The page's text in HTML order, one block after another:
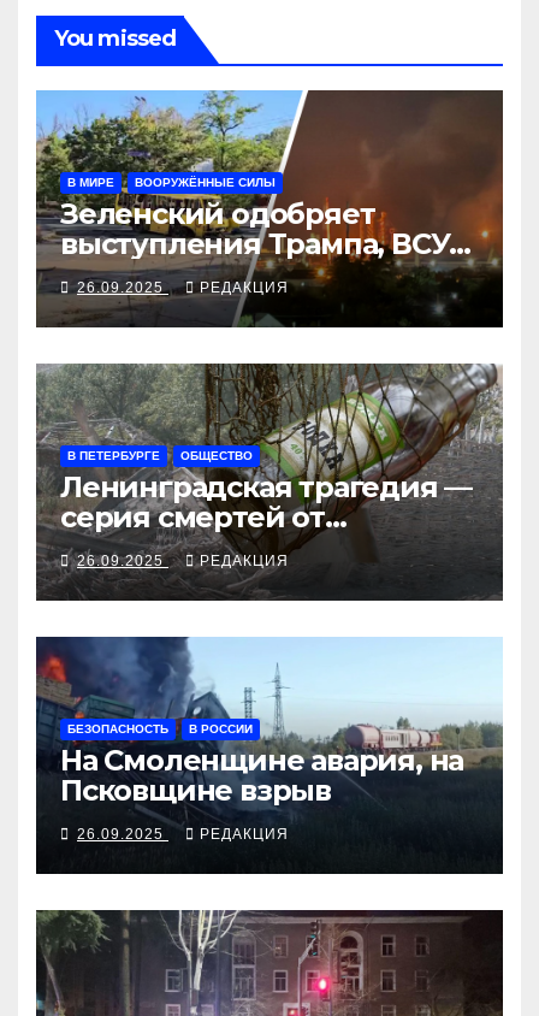
You missed
В МИРЕ ВООРУЖЁННЫЕ СИЛЫ
Зеленский одобряет
выступления Трампа, ВСУ
закрыли Добропольский
рубеж
26.09.2025 РЕДАКЦИЯ
В ПЕТЕРБУРГЕ ОБЩЕСТВО
Ленинградская трагедия —
серия смертей от
алкосуррогата
26.09.2025 РЕДАКЦИЯ
БЕЗОПАСНОСТЬ В РОССИИ
На Смоленщине авария, на
Псковщине взрыв
26.09.2025 РЕДАКЦИЯ